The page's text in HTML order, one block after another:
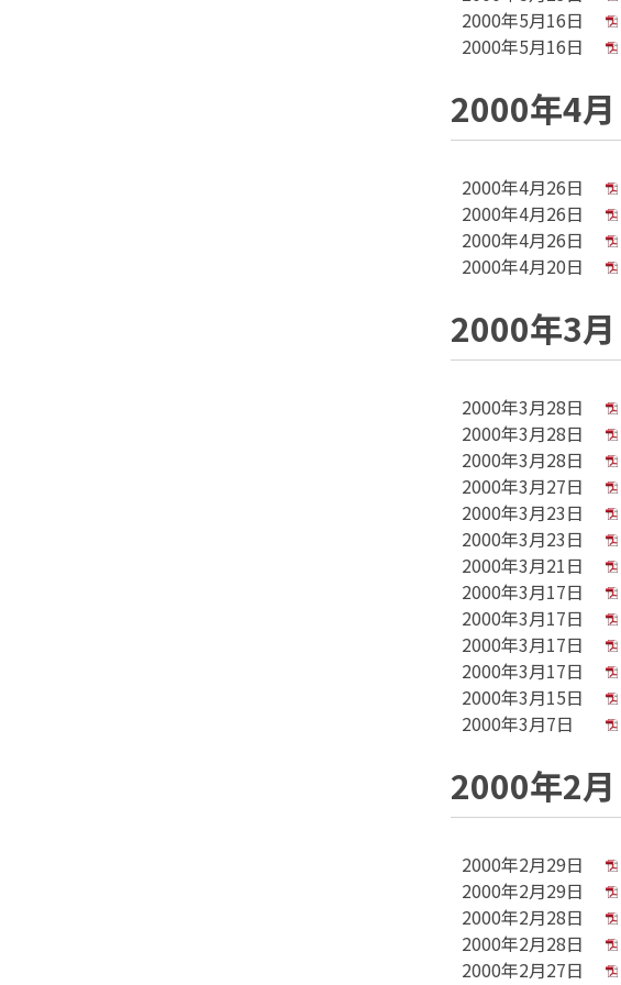
2000年5月16日
2000年5月16日
2000年4月
2000年4月26日
2000年4月26日
2000年4月26日
2000年4月20日
2000年3月
2000年3月28日
2000年3月28日
2000年3月28日
2000年3月27日
2000年3月23日
2000年3月23日
2000年3月21日
2000年3月17日
2000年3月17日
2000年3月17日
2000年3月17日
2000年3月15日
2000年3月7日
2000年2月
2000年2月29日
2000年2月29日
2000年2月28日
2000年2月28日
2000年2月27日